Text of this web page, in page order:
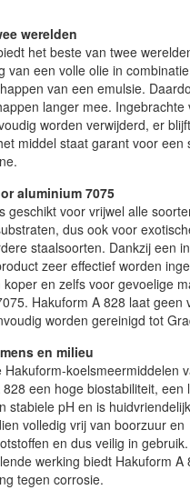
werelden
het beste van twee
van een volle olie in
van een emulsie.
langer mee. Ingebrachte
worden verwijderd, er
middel staat garant voor een
aluminium 7075
geschikt voor vrijwel alle
dus ook voor
staalsoorten. Dankzij een
zeer effectief worden
en zelfs voor gevoelige
Hakuform A 828 laat geen
worden gereinigd tot
en milieu
Hakuform-koelsmeermiddelen
een hoge biostabiliteit, een
stabiele pH en is
volledig vrij van boorzuur en
en dus veilig in
werking biedt Hakuform A
tegen corrosie.